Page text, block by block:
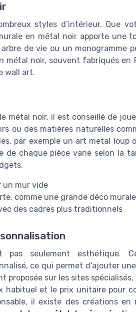
styles d’intérieur. Que
en métal noir apporte une
de vie ou un monogramme
métal noir, souvent fabriqués en
wall art.
métal noir, il est conseillé de
ou des matières naturelles
par exemple un art metal loup
de chaque pièce varie selon la
un mur vide
comme une grande déco
des cadres plus traditionnels
seulement esthétique.
ce qui permet d’ajouter
sur les sites
habituel et le prix unitaire pour
il existe des créations en